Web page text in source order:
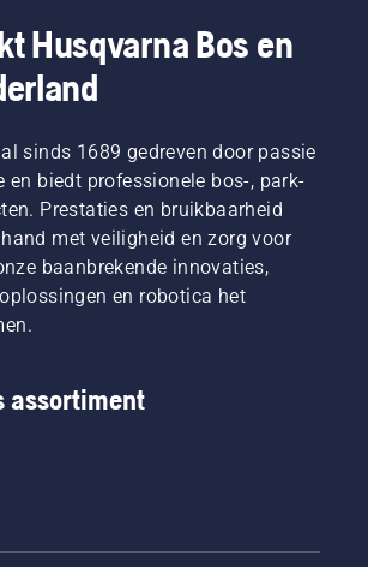
Husqvarna Bos en
sinds 1689 gedreven door passie
en biedt professionele bos-, park-
Prestaties en bruikbaarheid
met veiligheid en zorg voor
baanbrekende innovaties,
en robotica het
assortiment